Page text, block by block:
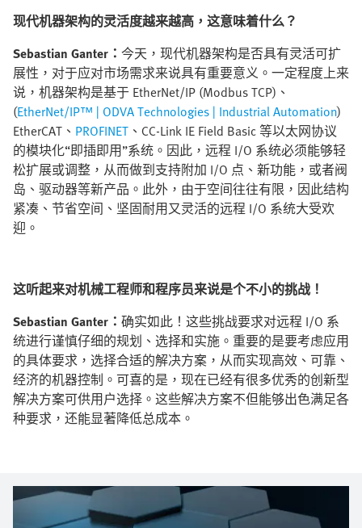
现代机器架构的灵活度越来越高，这意味着什么？
Sebastian Ganter： 今天，现代机器架构是否具有灵活可扩
展性，对于应对市场需求来说具有重要意义。一定程度上来
说，机器架构是基于 EtherNet/IP (Modbus TCP)、
(EtherNet/IP™ | ODVA Technologies | Industrial Automation)
EtherCAT、 PROFINET 、CC-Link IE Field Basic 等以太网协议
的模块化“即插即用”系统。因此，远程 I/O 系统必须能够轻
松扩展或调整，从而做到支持附加 I/O 点、新功能，或者阀
岛、驱动器等新产品。此外，由于空间往往有限，因此结构
紧凑、节省空间、坚固耐用又灵活的远程 I/O 系统大受欢
迎。
这听起来对机械工程师和程序员来说是个不小的挑战！
Sebastian Ganter： 确实如此！这些挑战要求对远程 I/O 系
统进行谨慎仔细的规划、选择和实施。重要的是要考虑应用
的具体要求，选择合适的解决方案，从而实现高效、可靠、
经济的机器控制。可喜的是，现在已经有很多优秀的创新型
解决方案可供用户选择。这些解决方案不但能够出色满足各
种要求，还能显著降低总成本。